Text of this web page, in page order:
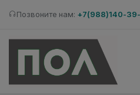
Позвоните нам: +7(988)140-